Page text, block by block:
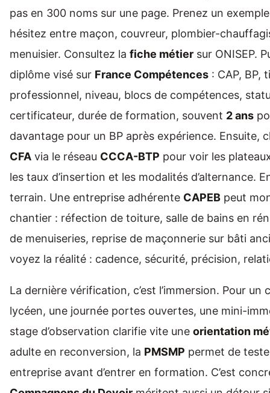
pas en 300 noms sur une page. Prenez un
hésitez entre maçon, couvreur, plombier-
menuisier. Consultez la fiche métier sur ONISEP.
diplôme visé sur France Compétences : CAP, BP,
professionnel, niveau, blocs de compétences,
certificateur, durée de formation, souvent 2 ans
davantage pour un BP après expérience. Ensuite,
CFA via le réseau CCCA-BTP pour voir les
les taux d’insertion et les modalités d’alternance.
terrain. Une entreprise adhérente CAPEB peut
chantier : réfection de toiture, salle de bains en
de menuiseries, reprise de maçonnerie sur bâti
voyez la réalité : cadence, sécurité, précision,
La dernière vérification, c’est l’immersion. Pour un
lycéen, une journée portes ouvertes, une mini-
stage d’observation clarifie vite une orientation
adulte en reconversion, la PMSMP permet de
entreprise avant d’entrer en formation. C’est